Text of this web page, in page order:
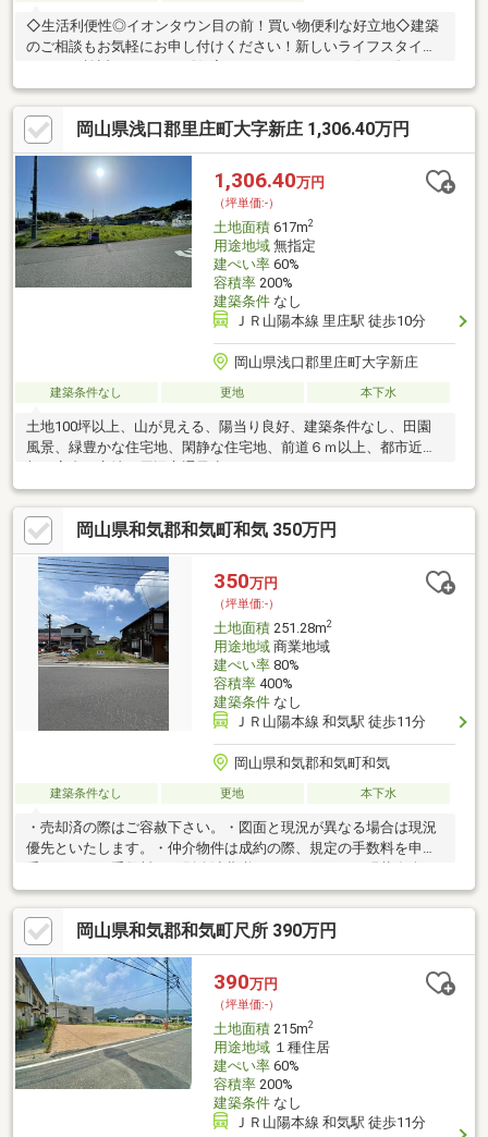
◇生活利便性◎イオンタウン目の前！買い物便利な好立地◇建築
のご相談もお気軽にお申し付けください！新しいライフスタイル
にぜひご検討ください！《住宅のことならNINEにお任せ！》ご不
安がある方はお気軽にご相談ください！不動産購入には欠かせな
い大事な資金面のご相談もしっかりとご対応させて頂きます！
◆◆────────◆◆ 物件見学予約受付中！ お問い合わせは
お早めに！ 【086-231-9899】◆◆────────◆◆
岡山県浅口郡里庄町大字新庄 1,306.40万円
1,306.40万円
（坪単価:-）
土地面積617m2
用途地域無指定
建ぺい率60%
容積率200%
建築条件なし
ＪＲ山陽本線 里庄駅 徒歩10分
岡山県浅口郡里庄町大字新庄
建築条件なし 更地 本下水
土地100坪以上、山が見える、陽当り良好、建築条件なし、田園
風景、緑豊かな住宅地、閑静な住宅地、前道６ｍ以上、都市近
岡山県和気郡和気町和気 350万円
350万円
（坪単価:-）
土地面積251.28m2
用途地域商業地域
建ぺい率80%
容積率400%
建築条件なし
ＪＲ山陽本線 和気駅 徒歩11分
岡山県和気郡和気町和気
建築条件なし 更地 本下水
・売却済の際はご容赦下さい。・図面と現況が異なる場合は現況
優先といたします。・仲介物件は成約の際、規定の手数料を申し
て引渡し。・売主契約不適合責任免責。・土地境界確定測量が必
要な場合は、買主負担とします。
岡山県和気郡和気町尺所 390万円
390万円
（坪単価:-）
土地面積215m2
用途地域１種住居
建ぺい率60%
容積率200%
建築条件なし
ＪＲ山陽本線 和気駅 徒歩11分